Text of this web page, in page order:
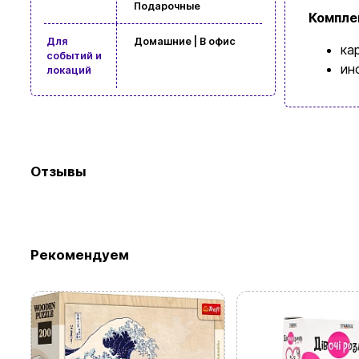
Подарочные
Для
событий и
локаций
Домашние | В офис
Отзывы
Рекомендуем